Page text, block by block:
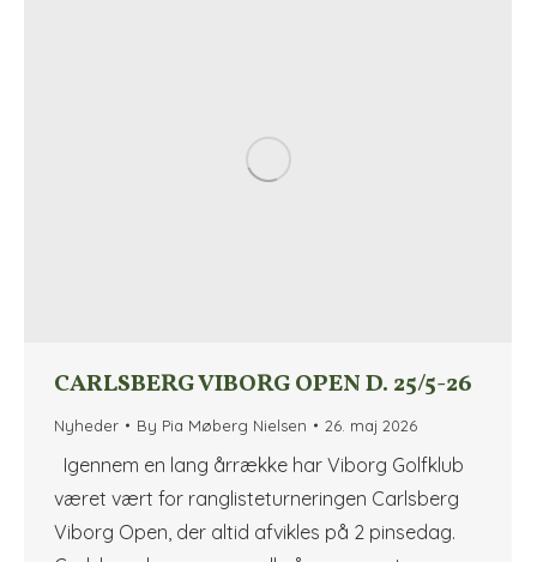
CARLSBERG VIBORG OPEN D. 25/5-26
Nyheder By Pia Møberg Nielsen 26. maj 2026
Igennem en lang årrække har Viborg Golfklub
været vært for ranglisteturneringen Carlsberg
Viborg Open, der altid afvikles på 2 pinsedag.